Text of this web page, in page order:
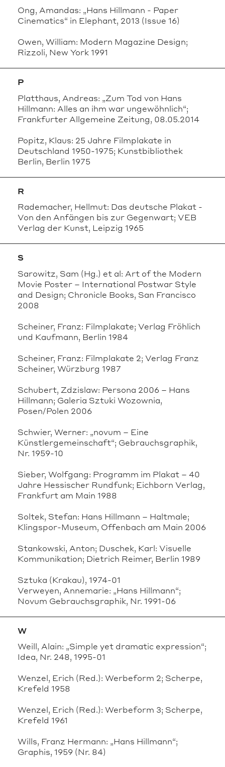
Ong, Amandas: „Hans Hillmann - Paper
Cinematics“ in Elephant, 2013 (Issue 16)
Owen, William: Modern Magazine Design;
Rizzoli, New York 1991
P
Platthaus, Andreas: „Zum Tod von Hans
Hillmann: Alles an ihm war ungewöhnlich“;
Frankfurter Allgemeine Zeitung, 08.05.2014
Popitz, Klaus: 25 Jahre Filmplakate in
Deutschland 1950-1975; Kunstbibliothek
Berlin, Berlin 1975
R
Rademacher, Hellmut: Das deutsche Plakat -
Von den Anfängen bis zur Gegenwart; VEB
Verlag der Kunst, Leipzig 1965
S
Sarowitz, Sam (Hg.) et al: Art of the Modern
Movie Poster – International Postwar Style
and Design; Chronicle Books, San Francisco
2008
Scheiner, Franz: Filmplakate; Verlag Fröhlich
und Kaufmann, Berlin 1984
Scheiner, Franz: Filmplakate 2; Verlag Franz
Scheiner, Würzburg 1987
Schubert, Zdzislaw: Persona 2006 – Hans
Hillmann; Galeria Sztuki Wozownia,
Posen/Polen 2006
Schwier, Werner: „novum – Eine
Künstlergemeinschaft“; Gebrauchsgraphik,
Nr. 1959-10
Sieber, Wolfgang: Programm im Plakat – 40
Jahre Hessischer Rundfunk; Eichborn Verlag,
Frankfurt am Main 1988
Soltek, Stefan: Hans Hillmann – Haltmale;
Klingspor-Museum, Offenbach am Main 2006
Stankowski, Anton; Duschek, Karl: Visuelle
Kommunikation; Dietrich Reimer, Berlin 1989
Sztuka (Krakau), 1974-01
Verweyen, Annemarie: „Hans Hillmann“;
Novum Gebrauchsgraphik, Nr. 1991-06
W
Weill, Alain: „Simple yet dramatic expression“;
Idea, Nr. 248, 1995-01
Wenzel, Erich (Red.): Werbeform 2; Scherpe,
Krefeld 1958
Wenzel, Erich (Red.): Werbeform 3; Scherpe,
Krefeld 1961
Wills, Franz Hermann: „Hans Hillmann“;
Graphis, 1959 (Nr. 84)